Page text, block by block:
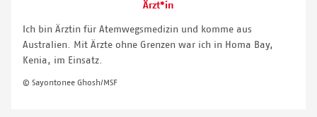
Ärzt*in
Ich bin Ärztin für Atemwegsmedizin und komme aus
Australien. Mit Ärzte ohne Grenzen war ich in Homa Bay,
Kenia, im Einsatz.
© Sayontonee Ghosh/MSF